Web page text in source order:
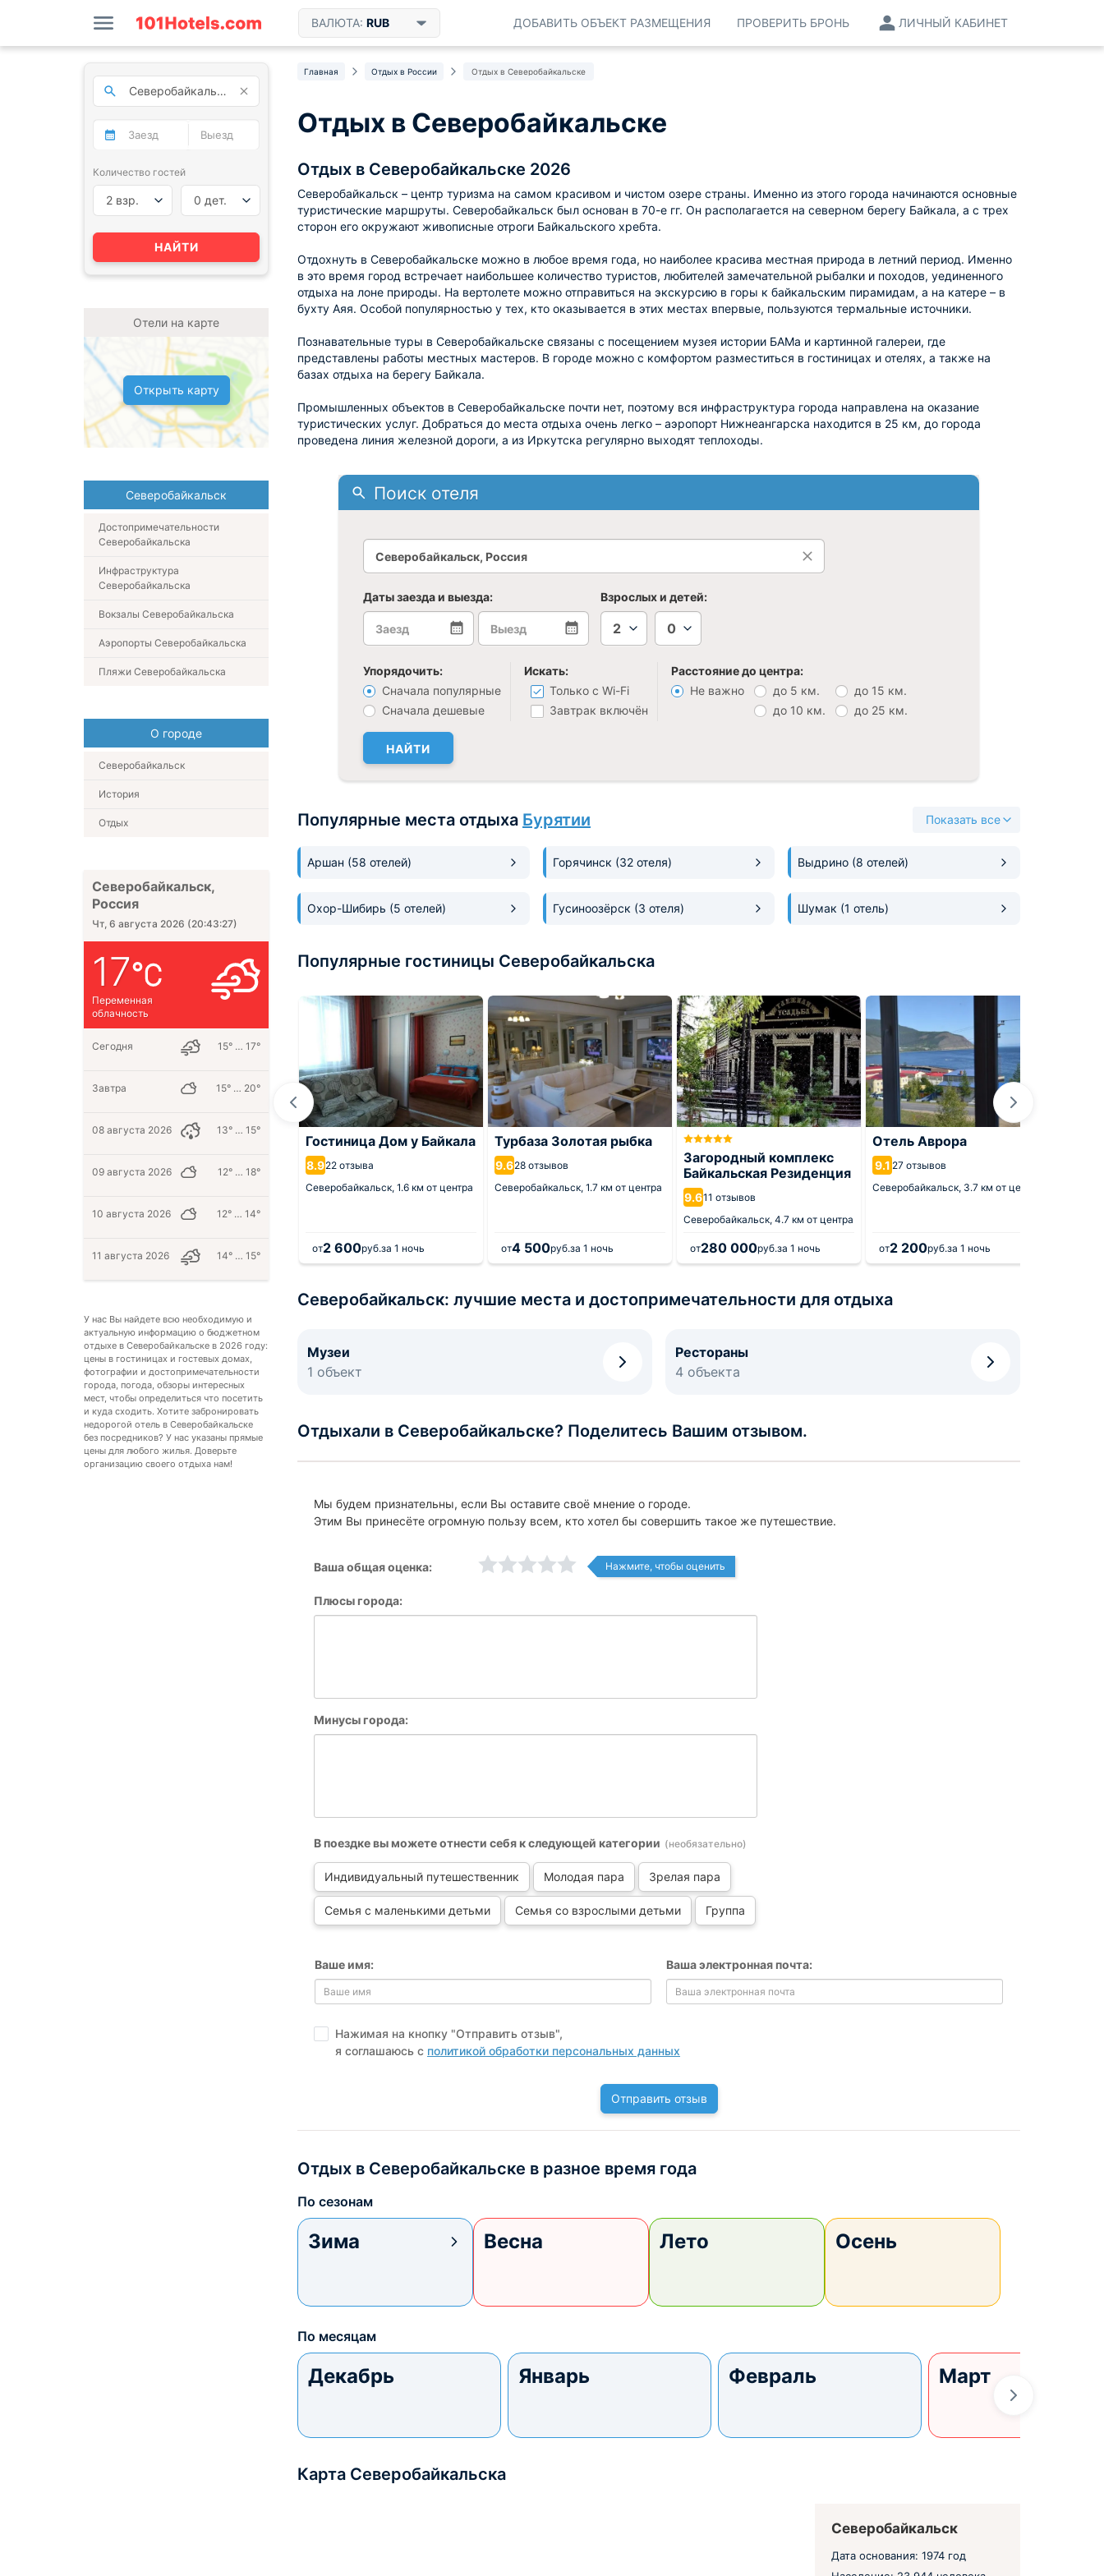
ВАЛЮТА: RUB ЛИЧНЫЙ КАБИНЕТ
ПРОВЕРИТЬ БРОНЬ
ДОБАВИТЬ ОБЪЕКТ РАЗМЕЩЕНИЯ
Главная Отдых в России Отдых в Северобайкальске
Отдых в Северобайкальске
Отдых в Северобайкальске 2026
Северобайкальск – центр туризма на самом красивом и чистом озере страны. Именно из этого города начинаются основные
туристические маршруты. Северобайкальск был основан в 70-е гг. Он располагается на северном берегу Байкала, а с трех
сторон его окружают живописные отроги Байкальского хребта.
Отдохнуть в Северобайкальске можно в любое время года, но наиболее красива местная природа в летний период. Именно
в это время город встречает наибольшее количество туристов, любителей замечательной рыбалки и походов, уединенного
отдыха на лоне природы. На вертолете можно отправиться на экскурсию в горы к байкальским пирамидам, а на катере – в
бухту Аяя. Особой популярностью у тех, кто оказывается в этих местах впервые, пользуются термальные источники.
Познавательные туры в Северобайкальске связаны с посещением музея истории БАМа и картинной галереи, где
представлены работы местных мастеров. В городе можно с комфортом разместиться в гостиницах и отелях, а также на
базах отдыха на берегу Байкала.
Промышленных объектов в Северобайкальске почти нет, поэтому вся инфраструктура города направлена на оказание
туристических услуг. Добраться до места отдыха очень легко – аэропорт Нижнеангарска находится в 25 км, до города
проведена линия железной дороги, а из Иркутска регулярно выходят теплоходы.
Поиск отеля
Даты заезда и выезда: Взрослых и детей:
2 0
Упорядочить:
Сначала популярные
Сначала дешевые
Искать:
Только с Wi-Fi
Завтрак включён
Расстояние до центра:
Не важно
до 5 км.
до 10 км.
до 15 км.
до 25 км.
НАЙТИ
Популярные места отдыха Бурятии Показать все
Аршан (58 отелей) Горячинск (32 отеля) Выдрино (8 отелей)
Охор-Шибирь (5 отелей) Гусиноозёрск (3 отеля) Шумак (1 отель)
Популярные гостиницы Северобайкальска
Гостевой дом
жемчужинка
Северобайкальск,
2.5 км от центра
1 700 руб.за 1 ночь
Гостиница Дом у Байкала
8.922 отзыва
Северобайкальск, 1.6 км от центра
от2 600руб.за 1 ночь
Турбаза Золотая рыбка
9.628 отзывов
Северобайкальск, 1.7 км от центра
от4 500руб.за 1 ночь
Загородный комплекс
Байкальская Резиденция
9.611 отзывов
Северобайкальск, 4.7 км от центра
от280 000руб.за 1 ночь
Отель Аврора
9.1 27 отзывов
Северобайкальск, 3.7 км от центра
от2 200руб.за 1 ночь
Северобайкальск: лучшие места и достопримечательности для отдыха
Музеи
1 объект
Рестораны
4 объекта
Отдыхали в Северобайкальске? Поделитесь Вашим отзывом.
Мы будем признательны, если Вы оставите своё мнение о городе.
Этим Вы принесёте огромную пользу всем, кто хотел бы совершить такое же путешествие.
Ваша общая оценка: Нажмите, чтобы оценить
Плюсы города:
Минусы города:
В поездке вы можете отнести себя к следующей категории (необязательно)
Индивидуальный путешественник Молодая пара Зрелая пара
Семья с маленькими детьми Семья со взрослыми детьми Группа
Ваше имя: Ваша электронная почта:
Нажимая на кнопку "Отправить отзыв",
я соглашаюсь с политикой обработки персональных данных
Отправить отзыв
Отдых в Северобайкальске в разное время года
По сезонам
Зима Весна Лето Осень
По месяцам
Декабрь Январь Февраль Март
Карта Северобайкальска
Северобайкальск
Дата основания: 1974 год
Количество гостей
2 взр. 0 дет.
НАЙТИ
Отели на карте
Открыть карту
Северобайкальск
Достопримечательности
Северобайкальска
Инфраструктура
Северобайкальска
Вокзалы Северобайкальска
Аэропорты Северобайкальска
Пляжи Северобайкальска
О городе
Северобайкальск
История
Отдых
Северобайкальск,
Россия
Чт, 6 августа 2026 (20:43:28)
17
Переменная
облачность
Сегодня 15° … 17°
Завтра 15° … 20°
08 августа 2026 13° … 15°
09 августа 2026 12° … 18°
10 августа 2026 12° … 14°
11 августа 2026 14° … 15°
У нас Вы найдете всю необходимую и
актуальную информацию о бюджетном
отдыхе в Северобайкальске в 2026 году:
цены в гостиницах и гостевых домах,
фотографии и достопримечательности
города, погода, обзоры интересных
мест, чтобы определиться что посетить
и куда сходить. Хотите забронировать
недорогой отель в Северобайкальске
без посредников? У нас указаны прямые
цены для любого жилья. Доверьте
организацию своего отдыха нам!